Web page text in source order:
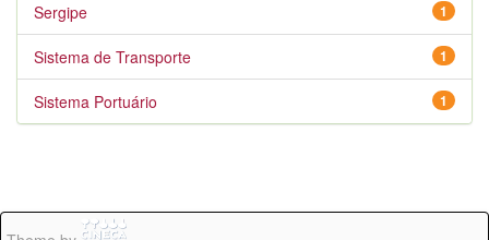
1
Sergipe
1
Sistema de Transporte
1
Sistema Portuário